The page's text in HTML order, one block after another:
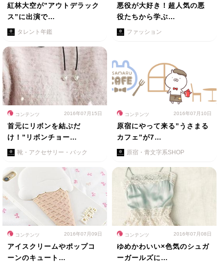
紅林大空が”アウトデラック
ス”に出演で…
タレント年鑑
悪役が大好き！超人気の悪
役たちから学ぶ…
ファッション
コンテンツ 2016年07月15日
首元にリボンを結ぶだ
け！”リボンチョー…
靴・アクセサリー・バック
コンテンツ 2016年07月10日
原宿にやって来る”うさまる
カフェ”が7…
原宿・青文字系SHOP
コンテンツ 2016年07月09日
アイスクリームやポップコ
ーンのキュート…
コンテンツ 2016年07月08日
ゆめかわいい×色気のシュガ
ーガールズに…